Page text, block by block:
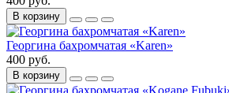
В корзину
Георгина бахромчатая «Karen»
400 руб.
В корзину